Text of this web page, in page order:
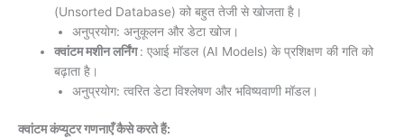
(Unsorted Database) को बहुत तेजी से खोजता है।
अनुप्रयोग: अनुकूलन और डेटा खोज।
क्वांटम मशीन लर्निंग: एआई मॉडल (AI Models) के प्रशिक्षण की गति को
बढ़ाता है।
अनुप्रयोग: त्वरित डेटा विश्लेषण और भविष्यवाणी मॉडल।
क्वांटम कंप्यूटर गणनाएँ कैसे करते हैं: